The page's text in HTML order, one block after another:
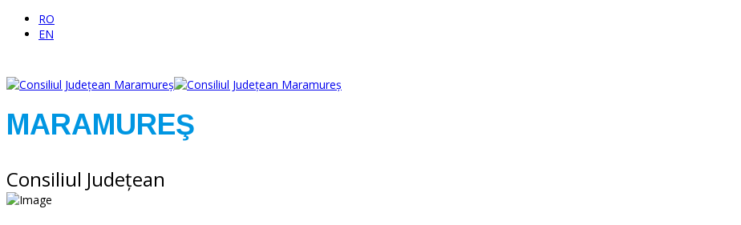
RO
EN
MARAMUREŞ
Consiliul Judeţean